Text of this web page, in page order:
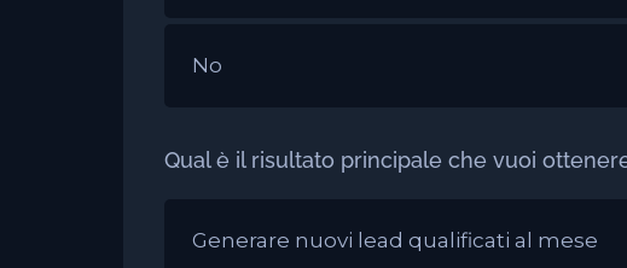
No
Qual è il risultato principale che vuoi
Generare nuovi lead qualificati al mese